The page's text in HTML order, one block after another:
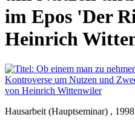
im Epos 'Der
Heinrich
Hausarbeit (Hauptseminar) ,